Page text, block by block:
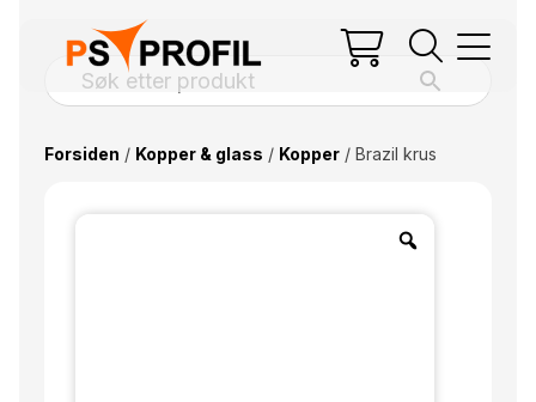
Forsiden / Kopper & glass / Kopper/ Brazil krus